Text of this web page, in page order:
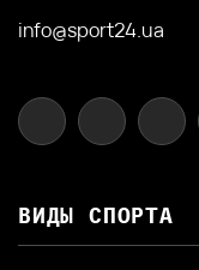
info@sport24.ua
ВИДЫ СПОРТА